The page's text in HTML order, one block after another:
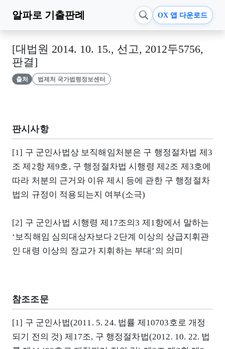
알파로 기출판례 OX 앱 다운로드
[대법원 2014. 10. 15., 선고, 2012두5756,
판결]
출처 법제처 국가법령정보센터
판시사항
[1] 구 군인사법상 보직해임처분은 구 행정절차법 제3
조 제2항 제9호, 구 행정절차법 시행령 제2조 제3호에
따라 처분의 근거와 이유 제시 등에 관한 구 행정절차
법의 규정이 적용되는지 여부(소극)
[2] 구 군인사법 시행령 제17조의3 제1항에서 말하는
‘보직해임 심의대상자보다 2단계 이상의 상급지휘관
인 대령 이상의 장교가 지휘하는 부대’의 의미
참조조문
[1] 구 군인사법(2011. 5. 24. 법률 제10703호로 개정
되기 전의 것) 제17조, 구 행정절차법(2012. 10. 22. 법